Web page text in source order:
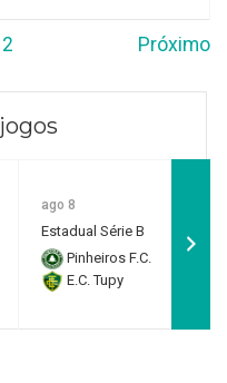
2 Próximo
ago 8
Estadual Série B
Pinheiros F.C.
E.C. Tupy